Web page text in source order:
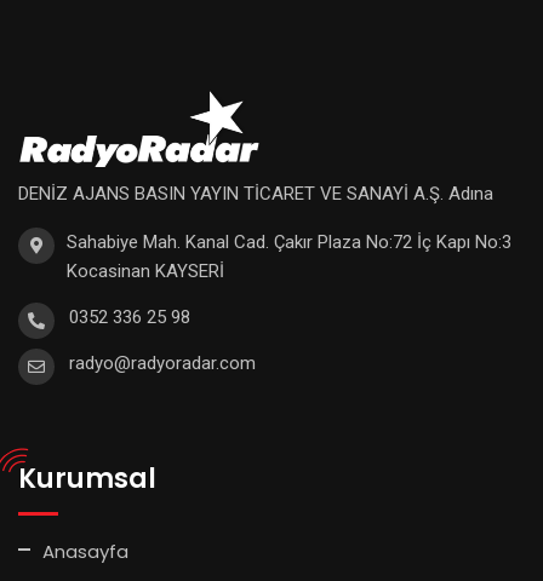
DENİZ AJANS BASIN YAYIN TİCARET VE SANAYİ A.Ş. Adına
Sahabiye Mah. Kanal Cad. Çakır Plaza No:72 İç Kapı No:3
Kocasinan KAYSERİ
0352 336 25 98
radyo@radyoradar.com
Kurumsal
Anasayfa